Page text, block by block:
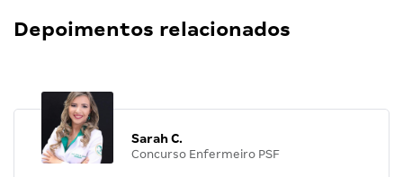
Depoimentos relacionados
Sarah C.
Concurso Enfermeiro PSF